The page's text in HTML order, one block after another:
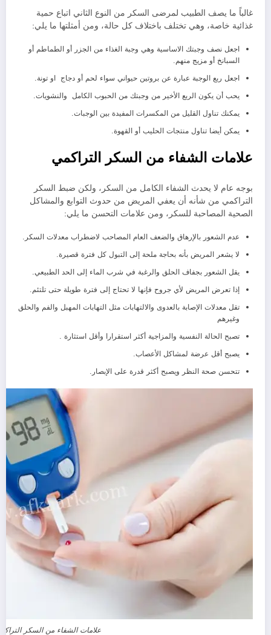
غالباً ما يصف الطبيب لمرضى السكر من النوع الثاني اتباع حمية
غذائية خاصة، وهي تختلف باختلاف كل حالة، ومن أمثلتها ما يلي:
اجعل نصف وجبتك الاساسية وهي وجبة الغذاء من الجزر أو الطماطم أو
السبانخ أو مزيج منهم.
اجعل ربع الوجبة عبارة عن بروتين حيواني سواء لحم أو دجاج او تونة.
يحب أن يكون الربع الأخير من وجبتك من الحبوب الكامل والنشويات.
يمكنك تناول القليل من المكسرات المفيدة بين الوجبات.
يمكن أيضا تناول منتجات الحليب أو القهوة.
علامات الشفاء من السكر التراكمي
بوجه عام لا يحدث الشفاء الكامل من السكر، ولكن ضبط السكر
التراكمي من شأنه أن يعفي المريض من حدوث التوابع والمشاكل
الصحية المصاحبة للسكر، ومن علامات التحسن ما يلي:
عدم الشعور بالإرهاق والضعف العام المصاحب لاضطراب معدلات السكر.
لا يشعر المريض بأنه بحاجة ملحة إلى التبول كل فترة قصيرة.
يقل الشعور بجفاف الحلق والرغبة في شرب الماء إلى الحد الطبيعي.
إذا تعرض المريض لأي جروح فإنها لا تحتاج إلى فترة طويلة حتى تلتئم.
تقل معدلات الإصابة بالعدوى والالتهابات مثل التهابات المهبل والفم والحلق
وغيرهم
تصبح الحالة النفسية والمزاجية أكثر استقرارا وأقل استثارة .
يصبح أقل عرضة لمشاكل الأعصاب.
تتحسن صحة النظر ويصبح أكثر قدرة على الإبصار.
علامات الشفاء من السكر